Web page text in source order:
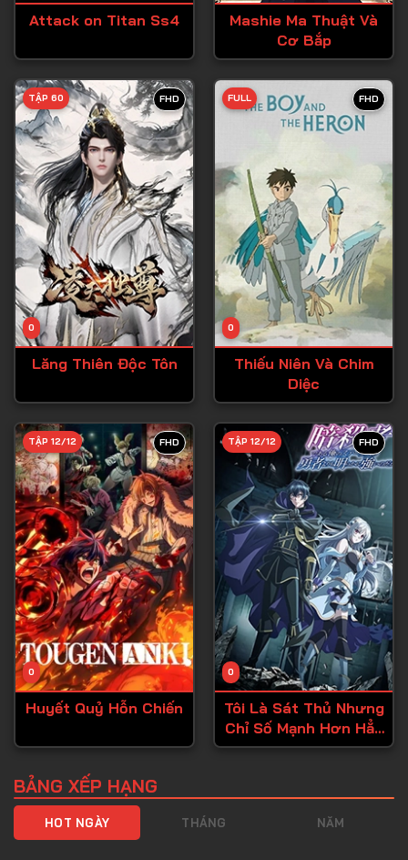
Tập 26
Tập 29
Tập 30
Tập 31
Tập 32
Tập 33
Tập 34
Tập 35
Tập 36
Tập 39
Tập 40
Tập 41
Tập 42
Tập 43
Tập 44
Tập 45
Tập 46
Tập 47
Tập 49
Attack on Titan Ss4
Mashie Ma Thuật Và
Cơ Bắp
FHD
0
TẬP 60
Lăng Thiên Độc Tôn
FHD
0
FULL
Thiếu Niên Và Chim
Diệc
FHD
0
TẬP 12/12
Huyết Quỷ Hỗn Chiến
FHD
0
TẬP 12/12
Tôi Là Sát Thủ Nhưng
Chỉ Số Mạnh Hơn Hẳn
Dũng Sĩ
BẢNG XẾP HẠNG
HOT NGÀY THÁNG NĂM